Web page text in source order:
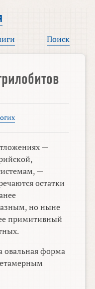
Поиск
—
—
остатки
но ныне
примитивный
овальная форма